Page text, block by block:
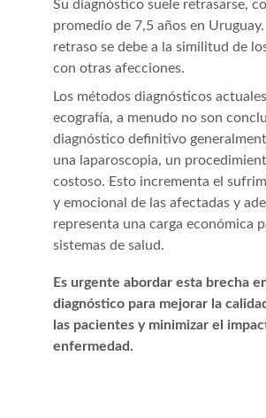
Su diagnóstico suele retrasarse,
promedio de 7,5 años en
retraso se debe a la similitud de
con otras afecciones.
Los métodos diagnósticos
ecografía, a menudo no son
diagnóstico definitivo
una laparoscopia, un
costoso. Esto incrementa el
y emocional de las afectadas y
representa una carga económica
sistemas de salud.
Es urgente abordar esta brecha
diagnóstico para mejorar la
las pacientes y minimizar el
enfermedad.